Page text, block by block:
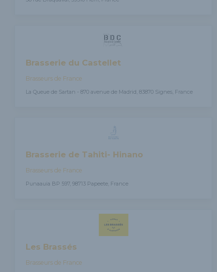
Brasserie du Castellet
Brasseurs de France
La Queue de Sartan - 870 avenue de Madrid, 83870 Signes, France
Brasserie de Tahiti- Hinano
Brasseurs de France
Punaauia BP 597, 98713 Papeete, France
Les Brassés
Brasseurs de France